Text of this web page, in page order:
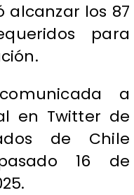
alcanzar los 87
para
a
en Twitter de
de Chile
16 de